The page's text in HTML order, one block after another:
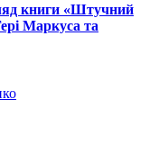
книги «Штучний
Маркуса та